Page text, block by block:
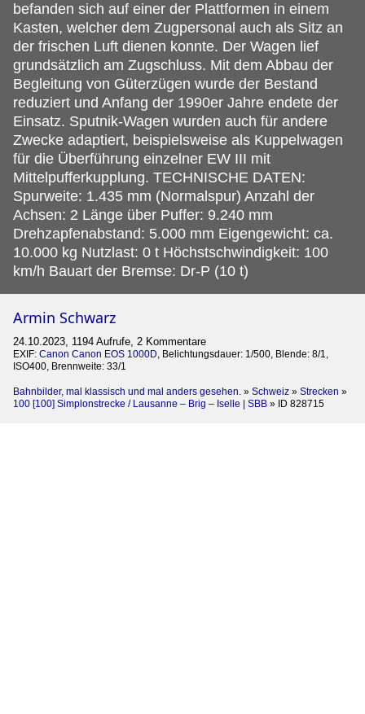
befanden sich auf einer der Plattformen in einem
Kasten, welcher dem Zugpersonal auch als Sitz an
der frischen Luft dienen konnte. Der Wagen lief
grundsätzlich am Zugschluss. Mit dem Abbau der
Begleitung von Güterzügen wurde der Bestand
reduziert und Anfang der 1990er Jahre endete der
Einsatz. Sputnik-Wagen wurden auch für andere
Zwecke adaptiert, beispielsweise als Kuppelwagen
für die Überführung einzelner EW III mit
Mittelpufferkupplung. TECHNISCHE DATEN:
Spurweite: 1.435 mm (Normalspur) Anzahl der
Achsen: 2 Länge über Puffer: 9.240 mm
Drehzapfenabstand: 5.000 mm Eigengewicht: ca.
10.000 kg Nutzlast: 0 t Höchstschwindigkeit: 100
km/h Bauart der Bremse: Dr-P (10 t)
Armin Schwarz
24.10.2023, 1194 Aufrufe, 2 Kommentare
EXIF: Canon Canon EOS 1000D, Belichtungsdauer: 1/500, Blende: 8/1,
ISO400, Brennweite: 33/1
Bahnbilder, mal klassisch und mal anders gesehen. » Schweiz » Strecken »
100 [100] Simplonstrecke / Lausanne – Brig – Iselle | SBB » ID 828715